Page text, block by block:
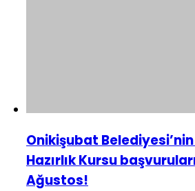
Onikişubat
Hazırlık Kursu
Ağustos!